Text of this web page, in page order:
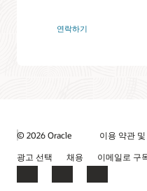
연락하기
© 2026 Oracle
이용 약관
광고 선택
채용 이메일로 구
FacebookLinkedInYouTube